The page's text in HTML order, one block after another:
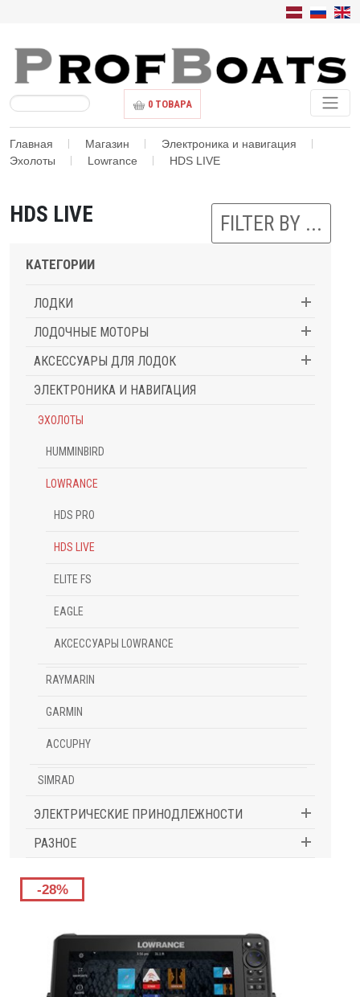
0 ТОВАРА
Главная Магазин
Электроника и навигация
Эхолоты
Lowrance HDS LIVE
HDS LIVE FILTER BY ...
КАТЕГОРИИ
ЛОДКИ
ЛОДОЧНЫЕ МОТОРЫ
АКСЕССУАРЫ ДЛЯ ЛОДОК
ЭЛЕКТРОНИКА И НАВИГАЦИЯ
ЭХОЛОТЫ
HUMMINBIRD
LOWRANCE
HDS PRO
HDS LIVE
ELITE FS
EAGLE
АКСЕССУАРЫ LOWRANCE
RAYMARIN
GARMIN
ACCUPHY
SIMRAD
ЭЛЕКТРИЧЕСКИЕ ПРИНОДЛЕЖНОСТИ
РАЗНОЕ
-28%